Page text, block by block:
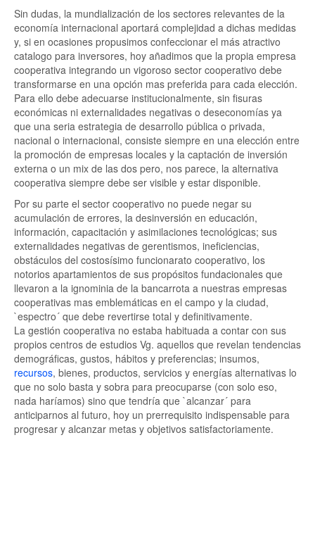
Sin dudas, la mundialización de los sectores relevantes de la
economía internacional aportará complejidad a dichas medidas
y, si en ocasiones propusimos confeccionar el más atractivo
catalogo para inversores, hoy añadimos que la propia empresa
cooperativa integrando un vigoroso sector cooperativo debe
transformarse en una opción mas preferida para cada elección.
Para ello debe adecuarse institucionalmente, sin fisuras
económicas ni externalidades negativas o deseconomías ya
que una seria estrategia de desarrollo pública o privada,
nacional o internacional, consiste siempre en una elección entre
la promoción de empresas locales y la captación de inversión
externa o un mix de las dos pero, nos parece, la alternativa
cooperativa siempre debe ser visible y estar disponible.
Por su parte el sector cooperativo no puede negar su
acumulación de errores, la desinversión en educación,
información, capacitación y asimilaciones tecnológicas; sus
externalidades negativas de gerentismos, ineficiencias,
obstáculos del costosísimo funcionarato cooperativo, los
notorios apartamientos de sus propósitos fundacionales que
llevaron a la ignominia de la bancarrota a nuestras empresas
cooperativas mas emblemáticas en el campo y la ciudad,
`espectro´ que debe revertirse total y definitivamente.
La gestión cooperativa no estaba habituada a contar con sus
propios centros de estudios Vg. aquellos que revelan tendencias
demográficas, gustos, hábitos y preferencias; insumos,
recursos, bienes, productos, servicios y energías alternativas lo
que no solo basta y sobra para preocuparse (con solo eso,
nada haríamos) sino que tendría que `alcanzar´ para
anticiparnos al futuro, hoy un prerrequisito indispensable para
progresar y alcanzar metas y objetivos satisfactoriamente.